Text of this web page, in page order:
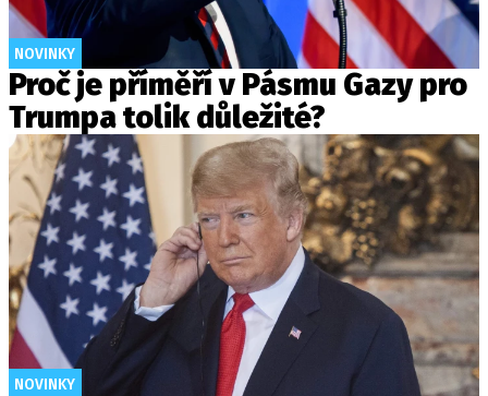
NOVINKY
Proč je příměří v Pásmu Gazy pro
Trumpa tolik důležité?
NOVINKY